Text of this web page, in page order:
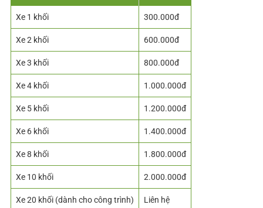
Xe 1 khối 300.000đ
Xe 2 khối 600.000đ
Xe 3 khối 800.000đ
Xe 4 khối 1.000.000đ
Xe 5 khối 1.200.000đ
Xe 6 khối 1.400.000đ
Xe 8 khối 1.800.000đ
Xe 10 khối 2.000.000đ
Xe 20 khối (dành cho công trình) Liên hệ